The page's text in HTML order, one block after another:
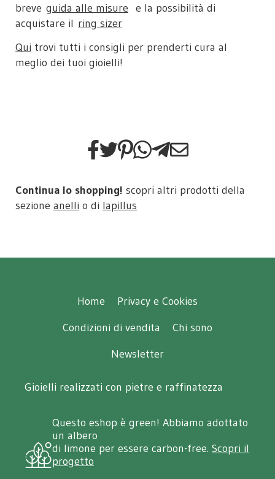
breve guida alle misure e la possibilità di
acquistare il ring sizer​
Qui trovi tutti i consigli per prenderti cura al
meglio dei tuoi gioielli!
Continua lo shopping! scopri altri prodotti della
sezione anelli o di lapillus
Home
Privacy e Cookies
Condizioni di vendita
Chi sono
Newsletter
Gioielli realizzati con pietre e raffinatezza
Questo eshop è green! Abbiamo adottato
un albero
di limone per essere carbon-free. Scopri il
progetto